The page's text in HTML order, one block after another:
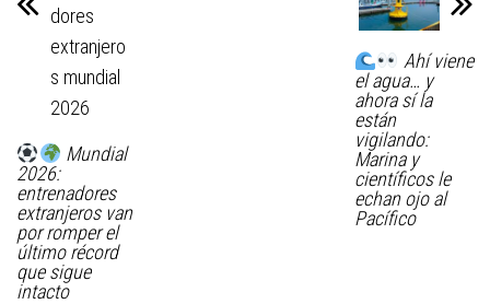
Mundial
2026:
entrenadores
extranjeros van
por romper el
último récord
que sigue
intacto
Ahí viene
el agua… y
ahora sí la
están
vigilando:
Marina y
científicos le
echan ojo al
Pacífico